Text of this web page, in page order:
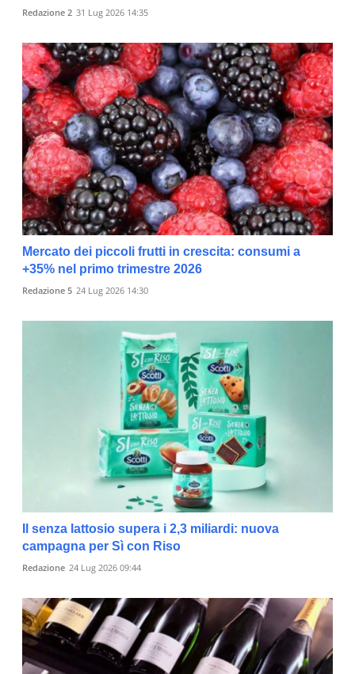
Redazione 2 31 Lug 2026 14:35
Mercato dei piccoli frutti in crescita: consumi a
+35% nel primo trimestre 2026
Redazione 5 24 Lug 2026 14:30
Il senza lattosio supera i 2,3 miliardi: nuova
campagna per Sì con Riso
Redazione 24 Lug 2026 09:44